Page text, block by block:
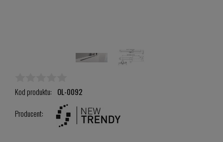
Kod produktu: OL-0092
Producent: